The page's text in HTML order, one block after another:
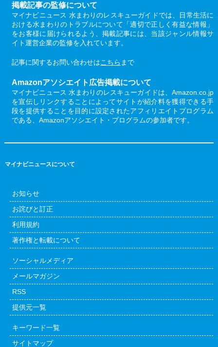
掲載記事の監修について
マイナビニュース 水まわりのレスキューガイドでは、日常生活に
おける水まわりのトラブルについて「適切で正しく有益な情報」
をお客様に届けられるよう、掲載記事には、当該ジャンル情報サ
イト運営企業の監修を入れています。
記事に関するお問い合わせはこちら まで
Amazonアソシエイト広告掲載について
マイナビニュース 水まわりのレスキューガイドは、Amazon.co.jp
を宣伝しリンクすることによってサイトが紹介料を獲得できる手
段を提供することを目的に設定されたアフィリエイトプログラム
である、Amazonアソシエイト・プログラムの参加者です。
マイナビニュースについて
お知らせ
お詫びと訂正
利用規約
著作権と転載について
ソーシャルメディア
メールマガジン
RSS
提供元一覧
キーワード一覧
サイトマップ